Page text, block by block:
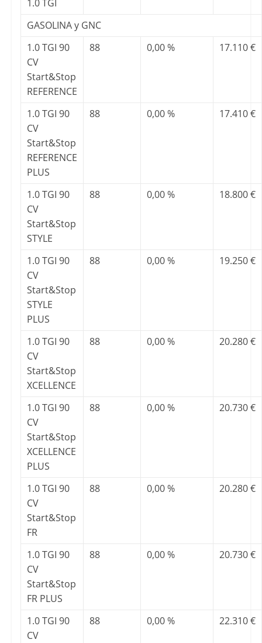
1.0 TGI
GASOLINA y GNC
1.0 TGI 90
CV
Start&Stop
REFERENCE
88 0,00 % 17.110 €
1.0 TGI 90
CV
Start&Stop
REFERENCE
PLUS
88 0,00 % 17.410 €
1.0 TGI 90
CV
Start&Stop
STYLE
88 0,00 % 18.800 €
1.0 TGI 90
CV
Start&Stop
STYLE
PLUS
88 0,00 % 19.250 €
1.0 TGI 90
CV
Start&Stop
XCELLENCE
88 0,00 % 20.280 €
1.0 TGI 90
CV
Start&Stop
XCELLENCE
PLUS
88 0,00 % 20.730 €
1.0 TGI 90
CV
Start&Stop
FR
88 0,00 % 20.280 €
1.0 TGI 90
CV
Start&Stop
FR PLUS
88 0,00 % 20.730 €
1.0 TGI 90
CV
88 0,00 % 22.310 €